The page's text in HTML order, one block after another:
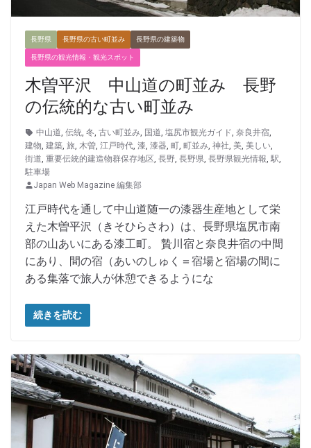
長野県 長野県の古い町並み 長野県の建築物
長野県の観光情報・観光スポット
木曽平沢 中山道の町並み 長野
の伝統的な古い町並み
中山道, 伝統, 冬, 古い町並み, 国道, 塩尻市観光ガイド, 奈良井宿,
建物, 建築, 旅, 木曽, 江戸時代, 漆, 漆器, 町, 町並み, 神社, 美, 美しい,
街道, 重要伝統的建造物群保存地区, 長野, 長野県, 長野県観光情報, 駅,
駐車場
Japan Web Magazine 編集部
江戸時代を通して中山道随一の漆器生産地として栄
えた木曽平沢（きそひらさわ）は、長野県塩尻市南
部の山あいにある漆工町。 贄川宿と奈良井宿の中間
にあり、間の宿（あいのしゅく＝宿場と宿場の間に
ある集落で旅人が休憩できるようにな
続きを読む